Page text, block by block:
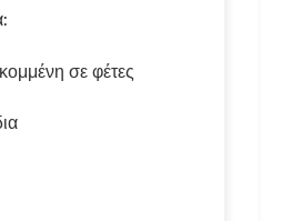
σε φέτες